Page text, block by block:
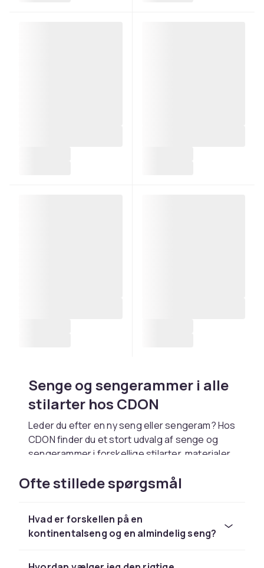
Senge og sengerammer i alle
stilarter hos CDON
Leder du efter en ny seng eller sengeram? Hos
CDON finder du et stort udvalg af senge og
sengerammer i forskellige stilarter, materialer
Uanset om du foretrækker et enkelt og
moderne udtryk eller et mere klassisk og
smag.
Ofte stillede spørgsmål
Hvad er forskellen på en
kontinentalseng og en almindelig seng?